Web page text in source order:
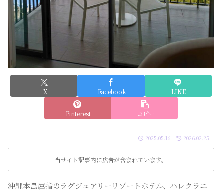
X Facebook LINE
Pinterest コピー
2025.05.16 2026.02.25
当サイト記事内に広告が含まれています。
沖縄本島屈指のラグジュアリーリゾートホテル、ハレクラニ